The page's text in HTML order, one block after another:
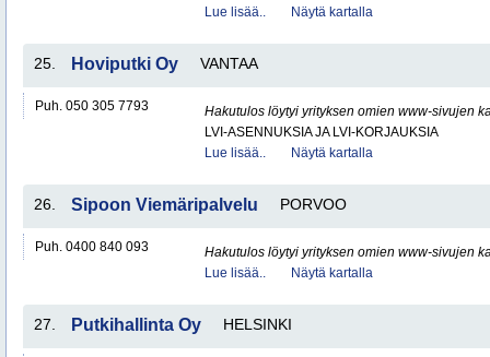
Lue lisää..
Näytä kartalla
25. Hoviputki Oy VANTAA
Puh. 050 305 7793
Hakutulos löytyi yrityksen omien www-sivujen
LVI-ASENNUKSIA JA LVI-KORJAUKSIA
Lue lisää..
Näytä kartalla
26. Sipoon Viemäripalvelu PORVOO
Puh. 0400 840 093
Hakutulos löytyi yrityksen omien www-sivujen
Lue lisää..
Näytä kartalla
27. Putkihallinta Oy HELSINKI